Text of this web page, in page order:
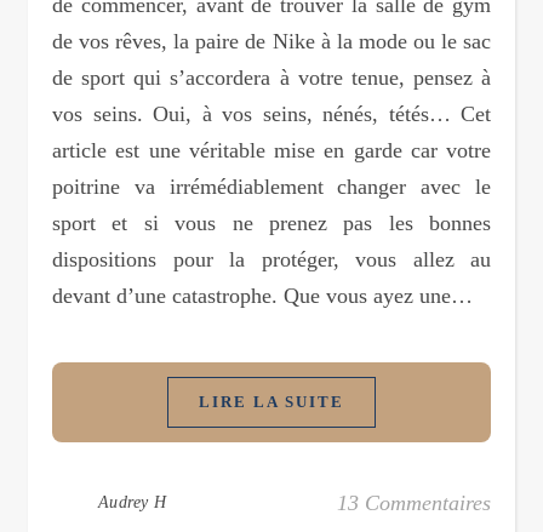
de commencer, avant de trouver la salle de gym
de vos rêves, la paire de Nike à la mode ou le sac
de sport qui s’accordera à votre tenue, pensez à
vos seins. Oui, à vos seins, nénés, tétés… Cet
article est une véritable mise en garde car votre
poitrine va irrémédiablement changer avec le
sport et si vous ne prenez pas les bonnes
dispositions pour la protéger, vous allez au
devant d’une catastrophe. Que vous ayez une…
LIRE LA SUITE
Audrey H 13 Commentaires